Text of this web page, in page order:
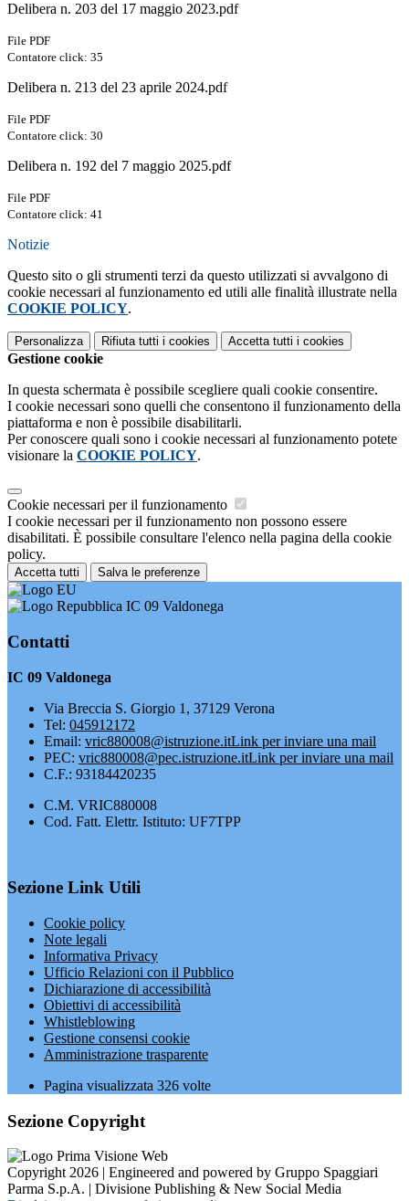
Delibera n. 203 del 17 maggio 2023.pdf
File PDF
Contatore click: 35
Delibera n. 213 del 23 aprile 2024.pdf
File PDF
Contatore click: 30
Delibera n. 192 del 7 maggio 2025.pdf
File PDF
Contatore click: 41
Notizie
Questo sito o gli strumenti terzi da questo utilizzati si avvalgono di
cookie necessari al funzionamento ed utili alle finalità illustrate nella
COOKIE POLICY.
Personalizza Rifiuta tutti i cookies Accetta tutti i cookies
Gestione cookie
In questa schermata è possibile scegliere quali cookie consentire.
I cookie necessari sono quelli che consentono il funzionamento della
piattaforma e non è possibile disabilitarli.
Per conoscere quali sono i cookie necessari al funzionamento potete
visionare la COOKIE POLICY.
Cookie necessari per il funzionamento
I cookie necessari per il funzionamento non possono essere
disabilitati. È possibile consultare l'elenco nella pagina della cookie
policy.
Accetta tutti Salva le preferenze
IC 09 Valdonega
Contatti
IC 09 Valdonega
Via Breccia S. Giorgio 1, 37129 Verona
Tel: 045912172
Email: vric880008@istruzione.itLink per inviare una mail
PEC: vric880008@pec.istruzione.itLink per inviare una mail
C.F.: 93184420235
C.M. VRIC880008
Cod. Fatt. Elettr. Istituto: UF7TPP
Sezione Link Utili
Cookie policy
Note legali
Informativa Privacy
Ufficio Relazioni con il Pubblico
Dichiarazione di accessibilità
Obiettivi di accessibilità
Whistleblowing
Gestione consensi cookie
Amministrazione trasparente
Pagina visualizzata 326 volte
Sezione Copyright
Copyright 2026 | Engineered and powered by Gruppo Spaggiari
Parma S.p.A. | Divisione Publishing & New Social Media